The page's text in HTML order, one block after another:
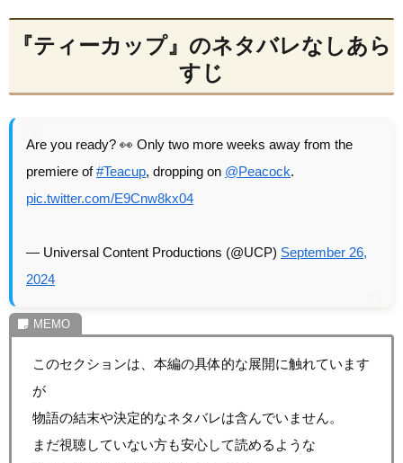
『ティーカップ』のネタバレなしあら
すじ
Are you ready? 👀 Only two more weeks away from the
premiere of#Teacup, dropping on @Peacock.
pic.twitter.com/E9Cnw8kx04
— Universal Content Productions (@UCP) September 26,
2024
このセクションは、本編の具体的な展開に触れています
が
物語の結末や決定的なネタバレは含んでいません。
まだ視聴していない方も安心して読めるような